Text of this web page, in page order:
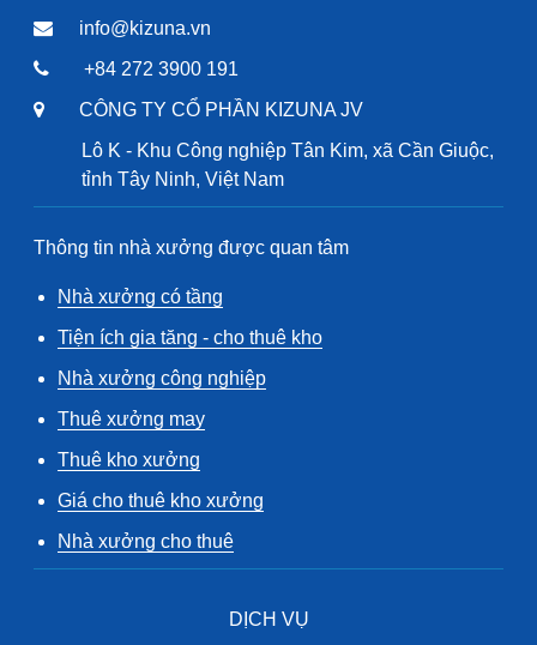
info@kizuna.vn
+84 272 3900 191
CÔNG TY CỔ PHẦN KIZUNA JV
Lô K - Khu Công nghiệp Tân Kim, xã Cần Giuộc,
tỉnh Tây Ninh, Việt Nam
Thông tin nhà xưởng được quan tâm
Nhà xưởng có tầng
Tiện ích gia tăng - cho thuê kho
Nhà xưởng công nghiệp
Thuê xưởng may
Thuê kho xưởng
Giá cho thuê kho xưởng
Nhà xưởng cho thuê
DỊCH VỤ